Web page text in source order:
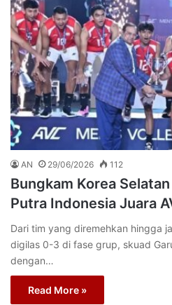
AN 29/06/2026 112
Bungkam Korea
Putra Indonesia Juara
Dari tim yang diremehkan hingga
digilas 0-3 di fase grup, skuad
dengan…
Read More »